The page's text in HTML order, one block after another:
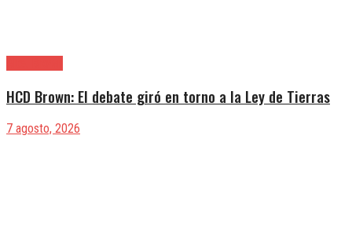
HCD Brown: El debate giró en torno a la Ley de Tierras
7 agosto, 2026